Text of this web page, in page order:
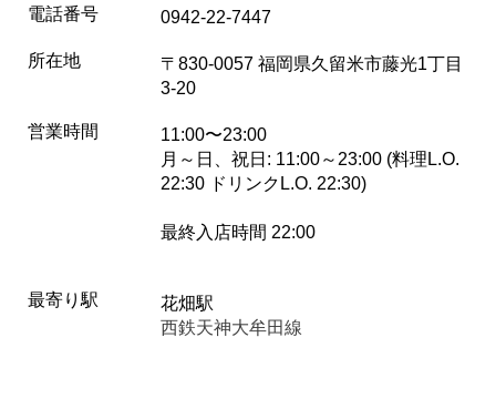
電話番号 0942-22-7447
所在地
〒830-0057 福岡県久留米市藤光1丁目
3-20
営業時間
11:00〜23:00
月～日、祝日: 11:00～23:00 (料理L.O.
22:30 ドリンクL.O. 22:30)
最終入店時間 22:00
最寄り駅
花畑駅
西鉄天神大牟田線